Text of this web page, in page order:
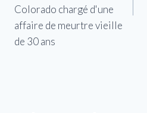
Colorado chargé d'une
affaire de meurtre vieille
de 30 ans